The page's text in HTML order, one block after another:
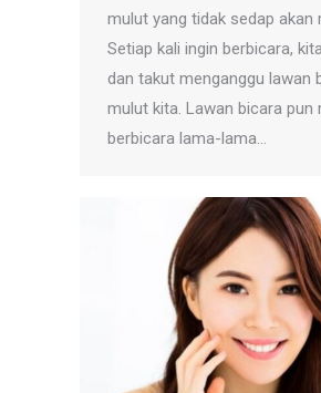
mulut yang tidak sedap akan
Setiap kali ingin berbicara,
dan takut menganggu lawan
mulut kita. Lawan bicara pun
berbicara lama-lama…